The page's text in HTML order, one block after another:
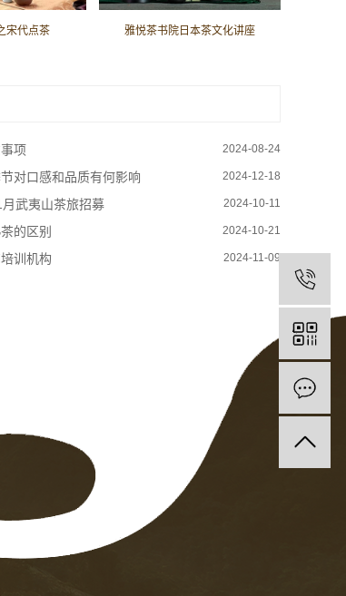
宋代点茶 雅悦茶书院日本茶文化讲座
项 2024-08-24
对口感和品质有何影响 2024-12-18
武夷山茶旅招募 2024-10-11
的区别 2024-10-21
训机构 2024-11-09